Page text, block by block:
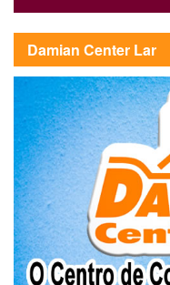
Damian Center Lar